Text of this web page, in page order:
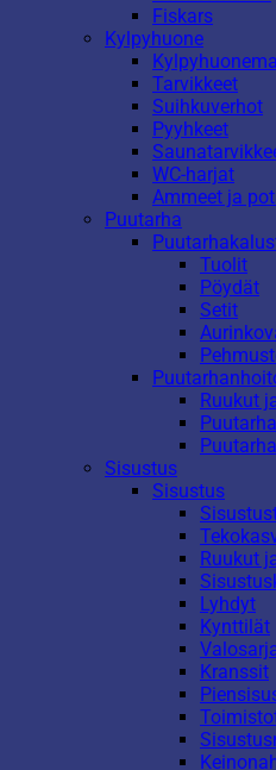
Fiskars
Kylpyhuone
Tarvikkeet
Suihkuverhot
Pyyhkeet
WC-harjat
Ammeet ja
Puutarha
Tuolit
Pöydät
Setit
Ruukut
Sisustus
Sisustus
Ruukut
Lyhdyt
Kynttilät
Kranssit